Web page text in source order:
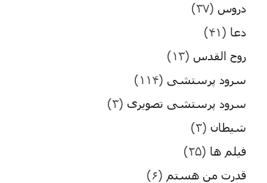
دروس (۳۷)
دعا (۴۱)
روح القدس (۱۳)
سرود پرستشی (۱۱۴)
سرود پرستشی تصویری (۳)
شیطان (۳)
فیلم ها (۲۵)
قدرت من هستم (۶)